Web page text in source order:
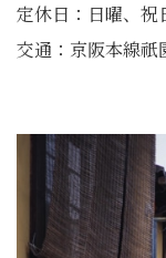
定休日：日曜、祝
交通：京阪本線祇